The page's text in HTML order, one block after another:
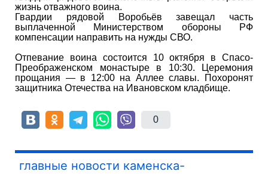
жизнь отважного воина.
Гвардии рядовой Воробьёв завещал часть
выплаченной Министерством обороны РФ
компенсации направить на нужды СВО.
Отпевание воина состоится 10 октября в Спасо-
Преображенском монастыре в 10:30. Церемония
прощания — в 12:00 на Аллее славы. Похоронят
защитника Отечества на Ивановском кладбище.
0
главные новости каменска-